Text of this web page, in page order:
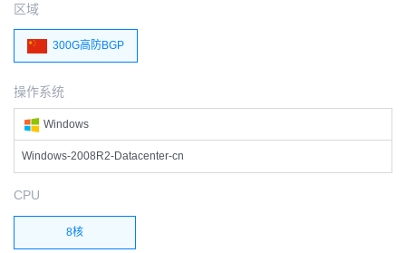
区域
300G高防BGP
操作系统
Windows
Windows-2008R2-Datacenter-cn
CPU
8核